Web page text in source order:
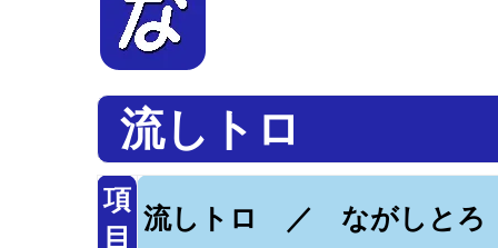
流しトロ
項
目
流しトロ ／ ながしとろ